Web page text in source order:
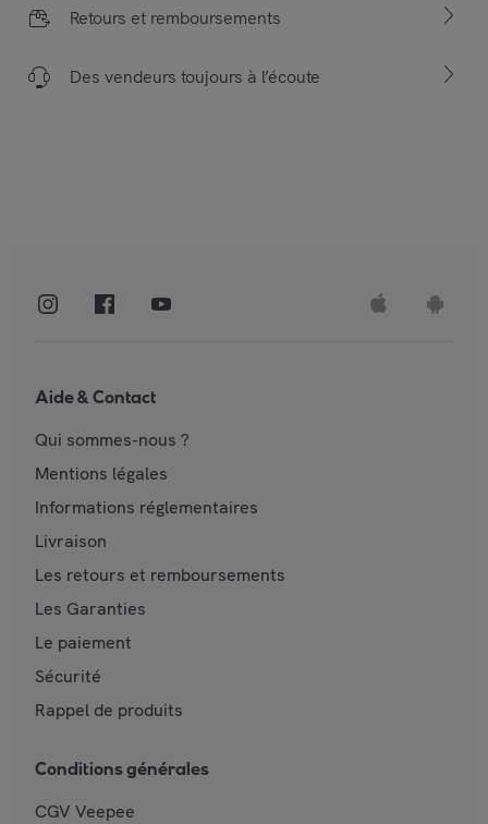
Retours et remboursements
Des vendeurs toujours à l’écoute
Aide & Contact
Qui sommes-nous ?
Mentions légales
Informations réglementaires
Livraison
Les retours et remboursements
Les Garanties
Le paiement
Sécurité
Rappel de produits
Conditions générales
CGV Veepee